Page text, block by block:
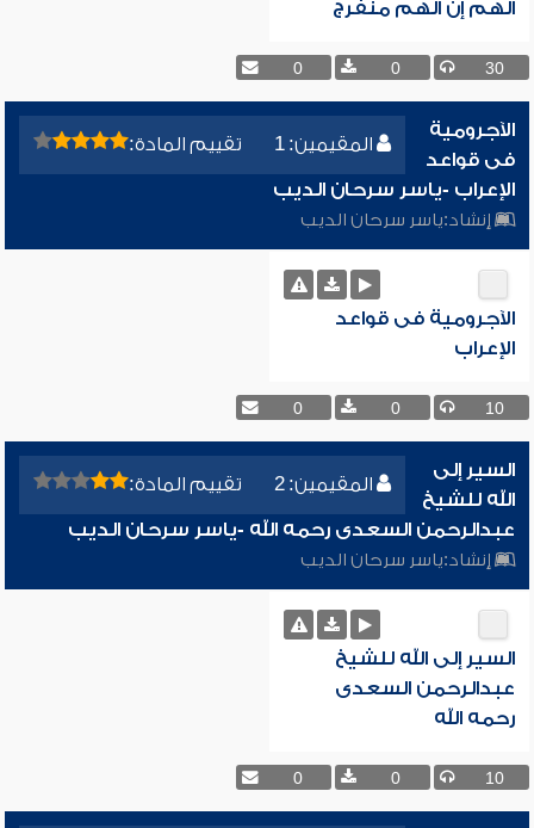
الهم إن الهم منفرج
30
0
0
المقيمين: 1 تقييم المادة:
الآجرومية
فى قواعد
الإعراب -ياسر سرحان الديب
إنشاد:ياسر سرحان الديب
الآجرومية فى قواعد
الإعراب
10
0
0
المقيمين: 2 تقييم المادة:
السير إلى
الله للشيخ
عبدالرحمن السعدى رحمه الله -ياسر سرحان الديب
إنشاد:ياسر سرحان الديب
السير إلى الله للشيخ
عبدالرحمن السعدى
رحمه الله
10
0
0